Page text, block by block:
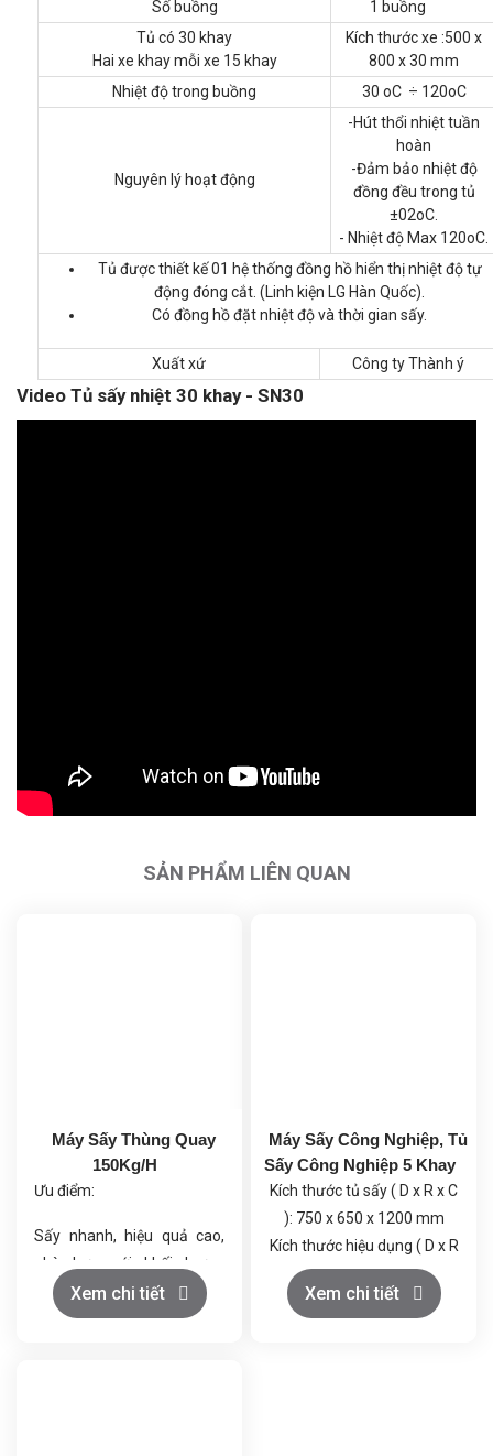
Số buồng
1 buồng
Tủ có 30 khay
Hai xe khay mỗi xe 15 khay
Kích thước xe :500 x
800 x 30 mm
Nhiệt độ trong buồng
30 oC ÷ 120oC
Nguyên lý hoạt động
-Hút thổi nhiệt tuần
hoàn
-Đảm bảo nhiệt độ
đồng đều trong tủ
±02oC.
- Nhiệt độ Max 120oC.
Tủ được thiết kế 01 hệ thống đồng hồ hiển thị nhiệt độ tự
động đóng cắt. (Linh kiện LG Hàn Quốc).
Có đồng hồ đặt nhiệt độ và thời gian sấy.
Xuất xứ Công ty Thành ý
Video Tủ sấy nhiệt 30 khay - SN30
SẢN PHẨM LIÊN QUAN
Máy Sấy Thùng Quay
150Kg/H
Ưu điểm:
Sấy nhanh, hiệu quả cao,
phù hợp với khối lượng
nguyên liệu lớn.
Cấu tạo đơn giản, dễ vận
Xem chi tiết
Máy Sấy Công Nghiệp, Tủ
Sấy Công Nghiệp 5 Khay
Kích thước tủ sấy ( D x R x C
): 750 x 650 x 1200 mm
Kích thước hiệu dụng ( D x R
x C ): 450 x 600 x 800 mm
Sử dụng bông thủy tinh
Xem chi tiết